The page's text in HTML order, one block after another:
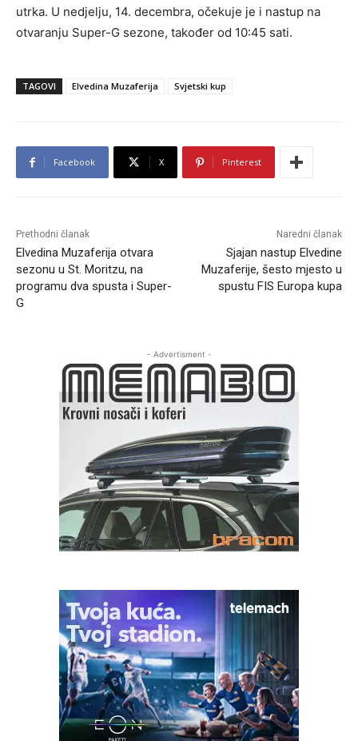
utrka. U nedjelju, 14. decembra, očekuje je i nastup na
otvaranju Super-G sezone, također od 10:45 sati.
TAGOVI Elvedina Muzaferija Svjetski kup
Facebook X Pinterest
Prethodni članak
Elvedina Muzaferija otvara
sezonu u St. Moritzu, na
programu dva spusta i Super-
G
Naredni članak
Sjajan nastup Elvedine
Muzaferije, šesto mjesto u
spustu FIS Europa kupa
- Advertisment -